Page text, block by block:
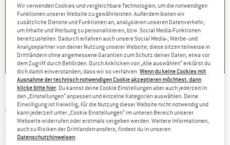
Preis
€
Produktgruppe
Sandalen
Preis
39,95 €reduzierter Preis
27,97 €
4,0(1)
Produktgruppe
Sandalen
Preis
59,95 € reduzierter Preis
ab47,96 €
+2
0,0(0)
BIRKENSTOCK -Kid's Kairo HL BFBC Earthy
Vegan - Sandalen
(0)
Wir verwenden Cookies und vergleichbare Technologien, um die notwendigen
Funktionen unserer Website zu gewährleisten. Außerdem bieten wir
zusätzliche Dienste und Funktionen an, analysieren unseren Datenverkehr,
um Inhalte und Werbung zu personalisieren, bzw. Social Media-Funktionen
bereitzustellen. Dadurch erfahren auch unsere Social Media-, Werbe- und
Analysepartner von deiner Nutzung unserer Website; diese sitzen teilweise in
Drittländern ohne angemessene Garantien zum Schutz deiner Daten, etwa vor
dem Zugriff durch Behörden. Durch Anklicken von „Alle auswählen“ erklärst du
dich damit einverstanden, dass wir so verfahren.Wenn du keine Cookies mit
Ausnahme der technisch notwendigen Cookie akzeptieren möchtest, dann
klicke bitte hier . Du kannst deine Cookie Einstellungen aber auch jederzeit in
den „Einstellungen“ anpassen und einzelne Kategorien auswählen. Deine
Einwilligung ist freiwillig, für die Nutzung dieser Website nicht notwendig und
kann jederzeit unter „Cookie Einstellungen“ im unteren Bereich unserer
Webseite widerrufen oder erstmals vergeben werden. Weitere Informationen,
auch zu Risiken der Drittlandstransfers, findest du in unseren
Datenschutzhinweisen